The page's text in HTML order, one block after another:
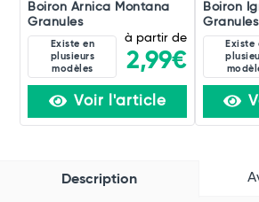
Boiron Arnica Montana
Granules
Existe en
plusieurs
modèles
à partir de
2,99€
Voir l'article
Boiron
Granules
Existe
Description